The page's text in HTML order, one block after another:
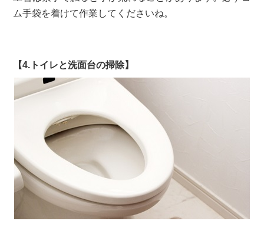
ム手袋を着けて作業してくださいね。
【4.トイレと洗面台の掃除】